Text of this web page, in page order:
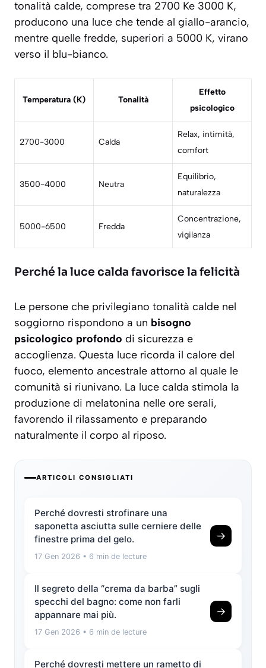
tonalità calde, comprese tra 2700 Ke 3000 K,
producono una luce che tende al giallo-arancio,
mentre quelle fredde, superiori a 5000 K, virano
verso il blu-bianco.
Temperatura (K) Tonalità
Effetto
psicologico
2700-3000 Calda
Relax, intimità,
comfort
3500-4000 Neutra
Equilibrio,
naturalezza
5000-6500 Fredda
Concentrazione,
vigilanza
Perché la luce calda favorisce la felicità
Le persone che privilegiano tonalità calde nel
soggiorno rispondono a un bisogno
psicologico profondo di sicurezza e
accoglienza. Questa luce ricorda il calore del
fuoco, elemento ancestrale attorno al quale le
comunità si riunivano. La luce calda stimola la
produzione di melatonina nelle ore serali,
favorendo il rilassamento e preparando
naturalmente il corpo al riposo.
ARTICOLI CONSIGLIATI
Perché dovresti strofinare una
saponetta asciutta sulle cerniere delle
finestre prima del gelo.
17 Gen 2026 • 6 min de lecture
→
Il segreto della “crema da barba” sugli
specchi del bagno: come non farli
appannare mai più.
17 Gen 2026 • 6 min de lecture
→
Perché dovresti mettere un rametto di